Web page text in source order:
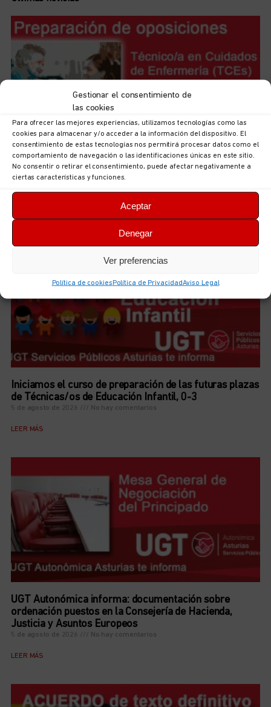
Gestionar el consentimiento de
las cookies
Para ofrecer las mejores experiencias, utilizamos tecnologías como las
cookies para almacenar y/o acceder a la información del dispositivo. El
consentimiento de estas tecnologías nos permitirá procesar datos como el
comportamiento de navegación o las identificaciones únicas en este sitio.
No consentir o retirar el consentimiento, puede afectar negativamente a
ciertas características y funciones.
Aceptar
Denegar
Ver preferencias
Política de cookies Política de PrivacidadAviso Legal
Iniciamos el curso de preparación de las futuras plazas
de Técnicas/os en Cuidados de Enfermería (TCEs) del
ERA
6 de agosto de 2026 No hay comentarios
LEER MÁS
Iniciamos el curso de preparación de las futuras plazas
de Técnicas/os de Educación Infantil, 0-3
5 de agosto de 2026 No hay comentarios
LEER MÁS
UGT Autonómica informa: documentación sobre
ordenación puestos en la Consejería de Hacienda,
Justicia y Asuntos Europeos
5 de agosto de 2026 No hay comentarios
LEER MÁS